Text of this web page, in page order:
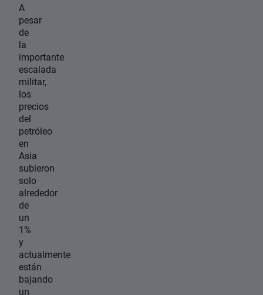
A
pesar
de
la
importante
escalada
militar,
los
precios
del
petróleo
en
Asia
subieron
solo
alrededor
de
un
1%
y
actualmente
están
bajando
un